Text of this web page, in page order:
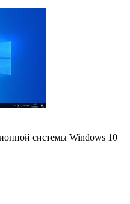
системы Windows 10